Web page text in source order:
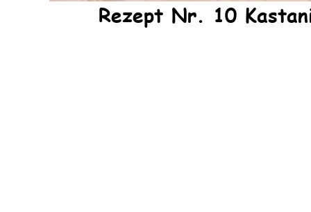
Rezept Nr. 10